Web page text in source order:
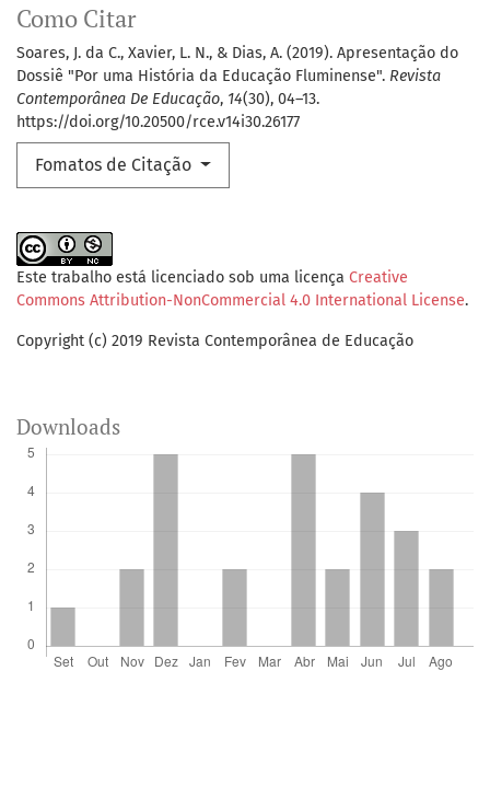
Como Citar
Soares, J. da C., Xavier, L. N., & Dias, A. (2019). Apresentação do
Dossiê "Por uma História da Educação Fluminense". Revista
Contemporânea De Educação, 14(30), 04–13.
https://doi.org/10.20500/rce.v14i30.26177
Fomatos de Citação
Este trabalho está licenciado sob uma licença Creative
Commons Attribution-NonCommercial 4.0 International License.
Copyright (c) 2019 Revista Contemporânea de Educação
Downloads